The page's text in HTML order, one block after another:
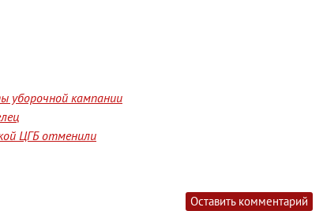
уборочной кампании
ЦГБ отменили
Оставить комментарий